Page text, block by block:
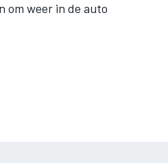
om weer in de auto